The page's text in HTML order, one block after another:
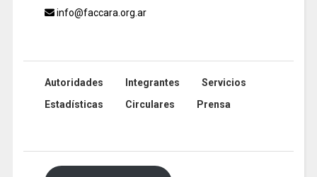
info@faccara.org.ar
Autoridades Integrantes
Servicios
Estadísticas
Circulares Prensa